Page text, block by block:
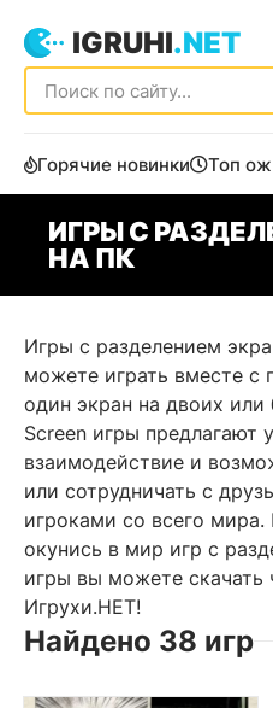
IGRUHI.NET
Горячие новинки Топ
ИГРЫ С
НА ПК
Игры с разделением
можете играть вместе с
один экран на двоих или
Screen игры предлагают
взаимодействие и
или сотрудничать с
игроками со всего
окунись в мир игр с
игры вы можете скачать
Игрухи.НЕТ!
Найдено 38 игр